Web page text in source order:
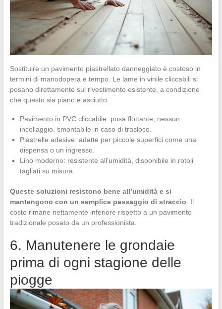
Sostituire un pavimento piastrellato danneggiato è costoso in
termini di manodopera e tempo. Le lame in vinile cliccabili si
posano direttamente sul rivestimento esistente, a condizione
che questo sia piano e asciutto.
Pavimento in PVC cliccabile: posa flottante, nessun
incollaggio, smontabile in caso di trasloco.
Piastrelle adesive: adatte per piccole superfici come una
dispensa o un ingresso.
Lino moderno: resistente all’umidità, disponibile in rotoli
tagliati su misura.
Queste soluzioni resistono bene all’umidità e si
mantengono con un semplice passaggio di straccio. Il
costo rimane nettamente inferiore rispetto a un pavimento
tradizionale posato da un professionista.
6. Manutenere le grondaie
prima di ogni stagione delle
piogge